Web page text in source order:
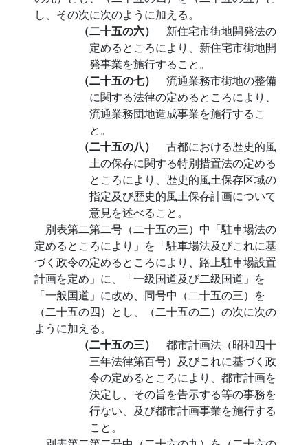
し、その次に次のように加える。
（二十五の六） 新住宅市街地開発法の
定めるところにより、新住宅市街地開
発事業を施行すること。
（二十五の七） 流通業務市街地の整備
に関する法律の定めるところにより、
流通業務団地造成事業を施行するこ
と。
（二十五の八） 古都における歴史的風
土の保存に関する特別措置法の定める
ところにより、歴史的風土保存区域の
指定及び歴史的風土保存計画について
意見を述べること。
別表第二第二号（二十五の三）中「駐車場法の
定めるところにより」を「駐車場法及びこれに基
づく政令の定めるところにより、路上駐車場設置
計画を定め」に、「一級国道及び二級国道」を
「一般国道」に改め、同号中（二十五の三）を
（二十五の四）とし、（二十五の二）の次に次の
ように加える。
（二十五の三） 都市計画法（昭和四十
三年法律第百号）及びこれに基づく政
令の定めるところにより、都市計画を
決定し、その旨を告示する等の事務を
行ない、及び都市計画事業を施行する
こと。